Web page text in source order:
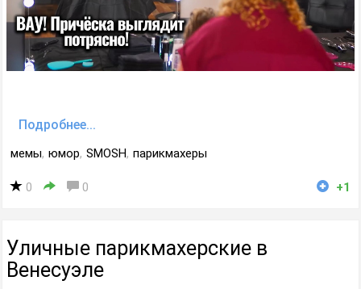
Подробнее...
мемы, юмор, SMOSH, парикмахеры
0 0 +1
Уличные парикмахерские в
Венесуэле